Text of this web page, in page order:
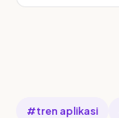
#tren aplikasi